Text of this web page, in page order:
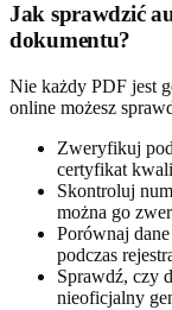
Jak sprawdzić
dokumentu?
Nie każdy PDF jest
online możesz
Zweryfikuj
certyfikat
Skontroluj
można go
Porównaj
podczas
Sprawdź, czy
nieoficjalny